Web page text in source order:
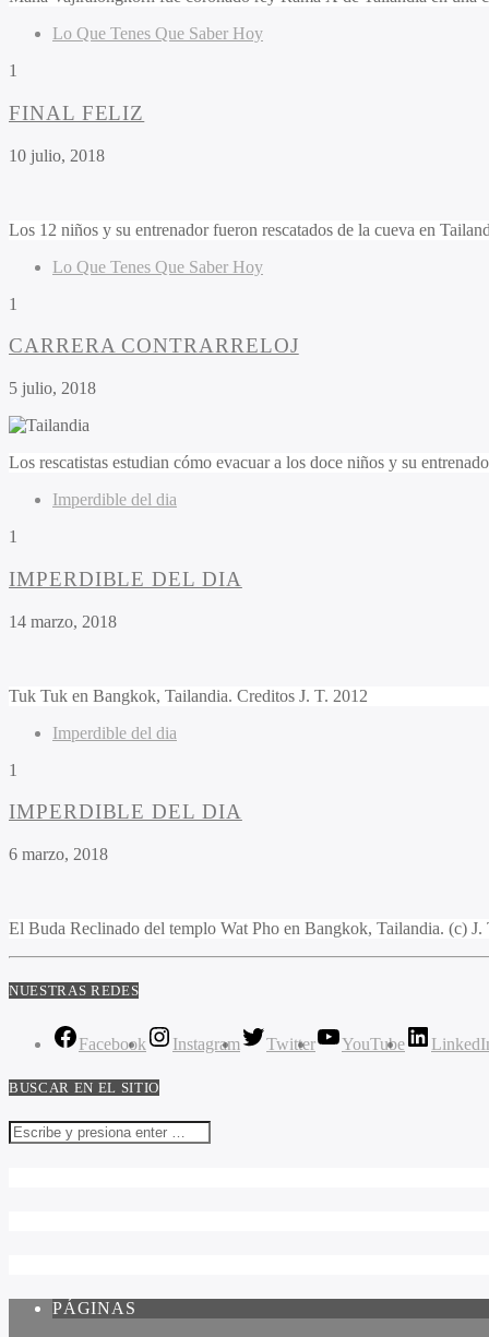
Lo Que Tenes Que Saber Hoy
1
FINAL FELIZ
10 julio, 2018
Los 12 niños y su entrenador fueron rescatados de la cueva en
Lo Que Tenes Que Saber Hoy
1
CARRERA CONTRARRELOJ
5 julio, 2018
Los rescatistas estudian cómo evacuar a los doce niños y su
Imperdible del dia
1
IMPERDIBLE DEL DIA
14 marzo, 2018
Tuk Tuk en Bangkok, Tailandia. Creditos J. T. 2012
Imperdible del dia
1
IMPERDIBLE DEL DIA
6 marzo, 2018
El Buda Reclinado del templo Wat Pho en Bangkok, Tailandia. (c) J.
NUESTRAS REDES
Facebook Instagram Twitter YouTube
BUSCAR EN EL SITIO
PÁGINAS